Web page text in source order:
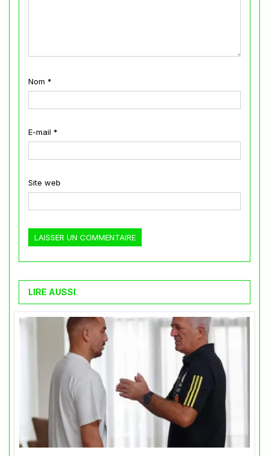
Nom *
E-mail *
Site web
LIRE AUSSI